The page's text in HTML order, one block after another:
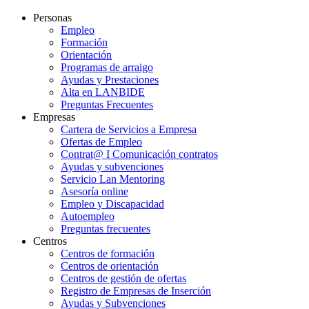
Personas
Empleo
Formación
Orientación
Programas de arraigo
Ayudas y Prestaciones
Alta en LANBIDE
Preguntas Frecuentes
Empresas
Cartera de Servicios a Empresa
Ofertas de Empleo
Contrat@ I Comunicación contratos
Ayudas y subvenciones
Servicio Lan Mentoring
Asesoría online
Empleo y Discapacidad
Autoempleo
Preguntas frecuentes
Centros
Centros de formación
Centros de orientación
Centros de gestión de ofertas
Registro de Empresas de Inserción
Ayudas y Subvenciones